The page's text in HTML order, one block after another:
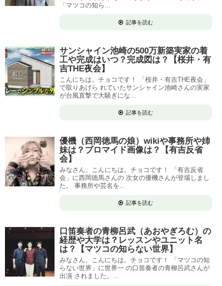
「マツコの知ら...
記事を読む
サンシャイン池崎の500万新築実家の着
工や完成はいつ？完成図は？【桜井・有
吉THE夜会】
こんにちは。チョコです！ 「桜井・有吉THE夜会」
で取りあげら れていたサンシャイン池崎さんの実家
が台風直撃で大騒ぎにな...
記事を読む
優機（西岡徳馬の娘）wikiや事務所や姉
妹は？ブロマイド画像は？【有吉反省
会】
みなさん、こんにちは。チョコです！ 「有吉反省
会」に西岡徳馬さんの 次女の優機さんが登場しまし
た。 事務所や芸名を...
記事を読む
口笛奏者の青柳呂武（あおやぎろむ）の
経歴や大学は？レッスンやユニット名
は？【マツコの知らない世界】
みなさん、こんにちは。チョコです！ 「マツコの知
らない世界」に世界一 の口笛奏者の青柳呂武さんが
出演 されました。...